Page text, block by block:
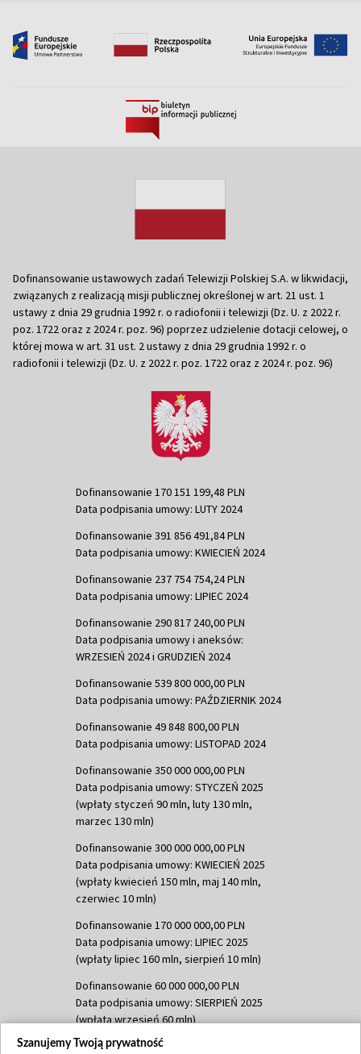
Dofinansowanie ustawowych zadań Telewizji Polskiej S.A. w likwidacji,
związanych z realizacją misji publicznej określonej w art. 21 ust. 1
ustawy z dnia 29 grudnia 1992 r. o radiofonii i telewizji (Dz. U. z 2022 r.
poz. 1722 oraz z 2024 r. poz. 96) poprzez udzielenie dotacji celowej, o
której mowa w art. 31 ust. 2 ustawy z dnia 29 grudnia 1992 r. o
radiofonii i telewizji (Dz. U. z 2022 r. poz. 1722 oraz z 2024 r. poz. 96)
Dofinansowanie 170 151 199,48 PLN
Data podpisania umowy: LUTY 2024
Dofinansowanie 391 856 491,84 PLN
Data podpisania umowy: KWIECIEŃ 2024
Dofinansowanie 237 754 754,24 PLN
Data podpisania umowy: LIPIEC 2024
Dofinansowanie 290 817 240,00 PLN
Data podpisania umowy i aneksów:
WRZESIEŃ 2024 i GRUDZIEŃ 2024
Dofinansowanie 539 800 000,00 PLN
Data podpisania umowy: PAŹDZIERNIK 2024
Dofinansowanie 49 848 800,00 PLN
Data podpisania umowy: LISTOPAD 2024
Dofinansowanie 350 000 000,00 PLN
Data podpisania umowy: STYCZEŃ 2025
(wpłaty styczeń 90 mln, luty 130 mln,
marzec 130 mln)
Dofinansowanie 300 000 000,00 PLN
Data podpisania umowy: KWIECIEŃ 2025
(wpłaty kwiecień 150 mln, maj 140 mln,
czerwiec 10 mln)
Dofinansowanie 170 000 000,00 PLN
Data podpisania umowy: LIPIEC 2025
(wpłaty lipiec 160 mln, sierpień 10 mln)
Dofinansowanie 60 000 000,00 PLN
Data podpisania umowy: SIERPIEŃ 2025
(wpłata wrzesień 60 mln)
Dofinansowanie 635 783 051,21 PLN
Szanujemy Twoją prywatność